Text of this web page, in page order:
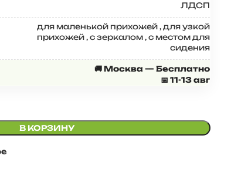
ЛДСП
для маленькой прихожей,для узкой
прихожей,с зеркалом,с местом для
сидения
🚚 Москва — Бесплатно
📅 11-13 авг
В КОРЗИНУ